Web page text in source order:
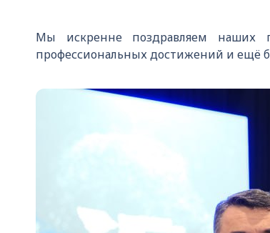
Мы искренне поздравляем наших
профессиональных достижений и ещё